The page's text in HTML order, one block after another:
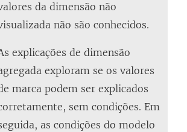
da dimensão não
não são conhecidos.
explicações de dimensão
exploram se os valores
marca podem ser explicados
sem condições. Em
as condições do modelo